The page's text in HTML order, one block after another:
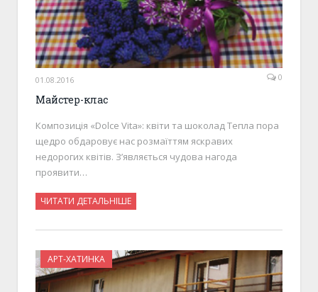
01.08.2016 0
Майстер-клас
Композиція «Dolce Vita»: квіти та шоколад Тепла пора
щедро обдаровує нас розмаїттям яскравих
недорогих квітів. З’являється чудова нагода
проявити…
ЧИТАТИ ДЕТАЛЬНІШЕ
АРТ-ХАТИНКА